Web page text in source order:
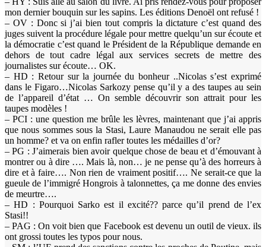
mon dernier bouquin sur les sapins. Les éditions Denoël ont refusé !
– OV : Donc si j’ai bien tout compris la dictature c’est quand des
juges suivent la procédure légale pour mettre quelqu’un sur écoute et
la démocratie c’est quand le Président de la République demande en
dehors de tout cadre légal aux services secrets de mettre des
journalistes sur écoute… OK.
– HD : Retour sur la journée du bonheur ..Nicolas s’est exprimé
dans le Figaro…Nicolas Sarkozy pense qu’il y a des taupes au sein
de l’appareil d’état … On semble découvrir son attrait pour les
taupes modèles !
– PCI : une question me brûle les lèvres, maintenant que j’ai appris
que nous sommes sous la Stasi, Laure Manaudou ne serait elle pas
un homme? et va on enfin rafler toutes les médailles d’or?
– PG : J’aimerais bien avoir quelque chose de beau et d’émouvant à
montrer ou à dire …. Mais là, non… je ne pense qu’à des horreurs à
dire et à faire…. Non rien de vraiment positif…. Ne serait-ce que la
gueule de l’immigré Hongrois à talonnettes, ça me donne des envies
de meurtre….
– HD : Pourquoi Sarko est il excité?? parce qu’il prend de l’ex
Stasi!!
– PAG : On voit bien que Facebook est devenu un outil de vieux. ils
ont grossi toutes les typos pour nous.